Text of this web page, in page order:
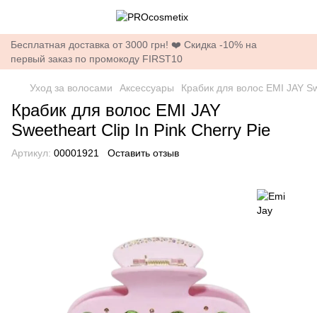
Бесплатная доставка от 3000 грн! ❤️ Скидка -10% на
первый заказ по промокоду FIRST10
Уход за волосами Аксессуары Крабик для волос EMI JAY
Крабик для волос EMI JAY
Sweetheart Clip In Pink Cherry Pie
Артикул: 00001921 Оставить отзыв